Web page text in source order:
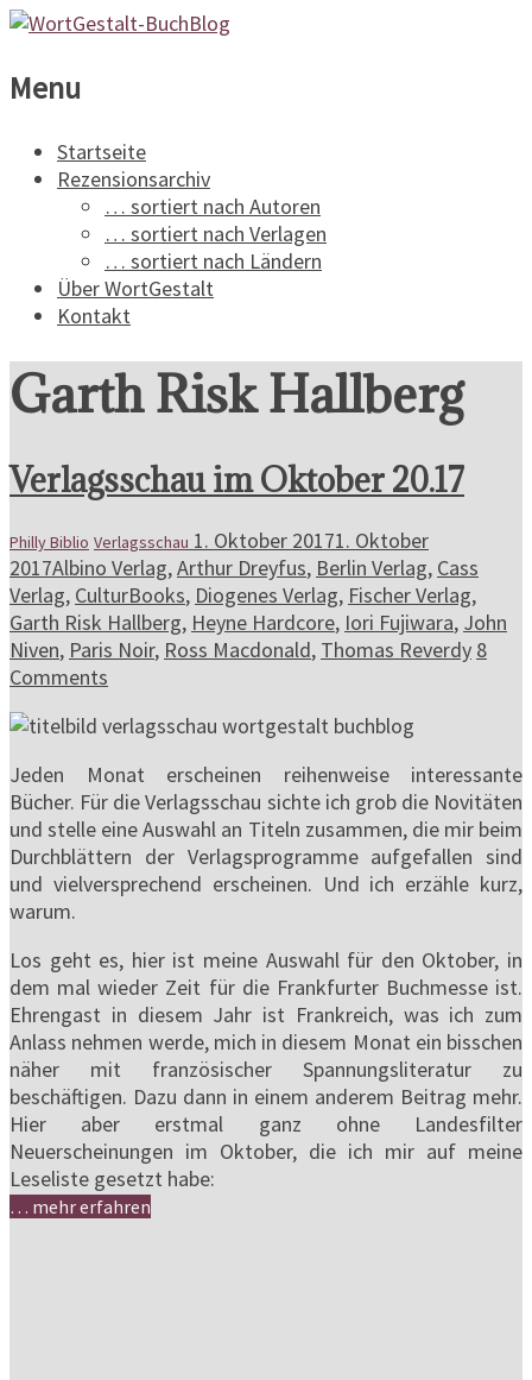
WortGestalt-
Buchblog
Spannungsliteratur
Menu
Startseite
Rezensionsarchiv
… sortiert nach Autoren
… sortiert nach Verlagen
… sortiert nach Ländern
Über WortGestalt
Kontakt
Garth Risk Hallberg
Verlagsschau im Oktober 20.17
Philly Biblio Verlagsschau 1. Oktober 20171. Oktober
2017Albino Verlag,Arthur Dreyfus, Berlin Verlag, Cass
Verlag, CulturBooks, Diogenes Verlag, Fischer Verlag,
Garth Risk Hallberg, Heyne Hardcore, Iori Fujiwara, John
Niven, Paris Noir, Ross Macdonald, Thomas Reverdy 8
Comments
Jeden Monat erscheinen reihenweise interessante
Bücher. Für die Verlagsschau sichte ich grob die Novitäten
und stelle eine Auswahl an Titeln zusammen, die mir beim
Durchblättern der Verlagsprogramme aufgefallen sind
und vielversprechend erscheinen. Und ich erzähle kurz,
warum.
Los geht es, hier ist meine Auswahl für den Oktober, in
dem mal wieder Zeit für die Frankfurter Buchmesse ist.
Ehrengast in diesem Jahr ist Frankreich, was ich zum
Anlass nehmen werde, mich in diesem Monat ein bisschen
näher mit französischer Spannungsliteratur zu
beschäftigen. Dazu dann in einem anderem Beitrag mehr.
Hier aber erstmal ganz ohne Landesfilter
Neuerscheinungen im Oktober, die ich mir auf meine
Leseliste gesetzt habe:
… mehr erfahren